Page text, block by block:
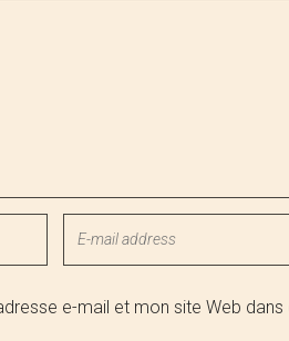
e-mail et mon site Web